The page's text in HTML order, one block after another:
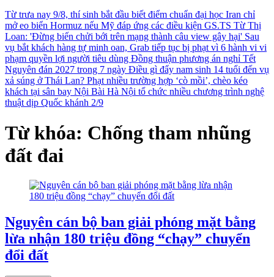
Từ trưa nay 9/8, thí sinh bắt đầu biết điểm chuẩn đại học Iran chỉ
mở eo biển Hormuz nếu Mỹ đáp ứng các điều kiện GS.TS Từ Thị
Loan: 'Đừng biến chửi bới trên mạng thành câu view gây hại' Sau
vụ bắt khách hàng tự minh oan, Grab tiếp tục bị phạt vì 6 hành vi vi
phạm quyền lợi người tiêu dùng Đồng thuận phương án nghỉ Tết
Nguyên đán 2027 trong 7 ngày Điều gì đẩy nam sinh 14 tuổi đến vụ
xả súng ở Thái Lan? Phạt nhiều trường hợp ‘cò mồi’, chèo kéo
khách tại sân bay Nội Bài Hà Nội tổ chức nhiều chương trình nghệ
thuật dịp Quốc khánh 2/9
Từ khóa: Chống tham nhũng
đất đai
Nguyên cán bộ ban giải phóng mặt bằng
lừa nhận 180 triệu đồng “chạy” chuyển
đổi đất